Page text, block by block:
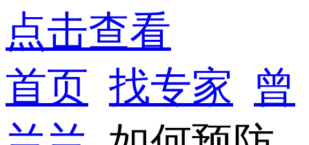
点击查看
首页 找专家
曾